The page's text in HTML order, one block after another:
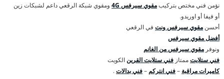
نؤمن فني مختص بتركيبمقوي سيرفس 4G
ومقوي شبكة الرقعي داعم لشبكات زين
أو فيفا أو اوريدو.
أحسن مقوي سيرفس ونت في الرقعي
أفضل مقوي سيرفس
ونوفر مقوي سيرفس من الغانم
فني ستلايتممتاز فني ستلايت القرينالكويت
كاميرات مراقبة –فني انتركم –فني بدالات.